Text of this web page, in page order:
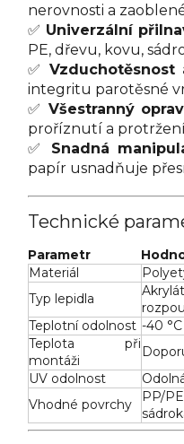
nerovnosti a
✅ Univerzální
PE, dřevu, kovu,
✅ Vzduchotěsnost
integritu parotěsné
✅ Všestranný
proříznutí a
✅
Snadná
papír usnadňuje
Technické
Parametr
Materiál
Typ lepidla
Teplotní odolnost -40
Teplota při
montáži
UV odolnost
Vhodné povrchy
PP/